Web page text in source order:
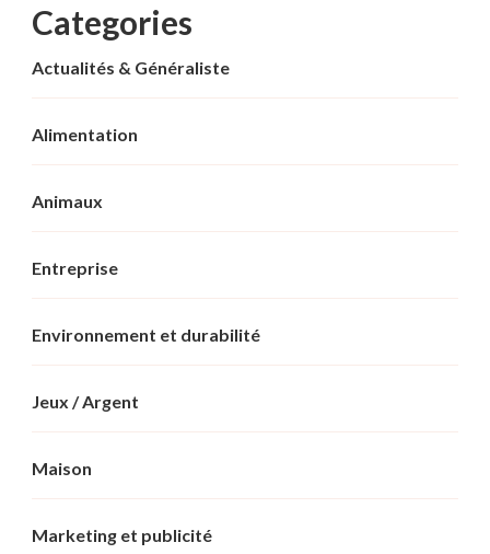
Categories
Actualités & Généraliste
Alimentation
Animaux
Entreprise
Environnement et durabilité
Jeux / Argent
Maison
Marketing et publicité